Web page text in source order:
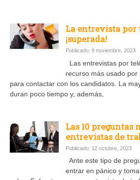
La entrevista por
¡superada!
Publicado: 9 noviembre, 2023
Las entrevistas por
recurso más usado
para contactar con los candidatos. La
duran poco tiempo y, además,
Las 10 preguntas
entrevistas de
Publicado: 12 octubre, 2023
Ante este tipo de
entrar en pánico y